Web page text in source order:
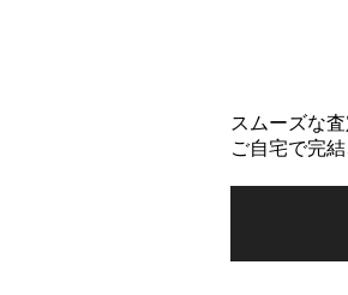
スムーズな
ご自宅で完